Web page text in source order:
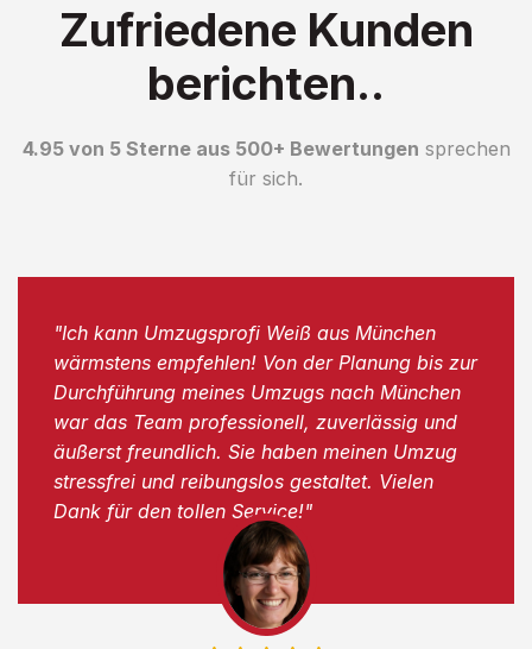
Zufriedene Kunden
berichten..
4.95 von 5 Sterne aus 500+ Bewertungen sprechen
für sich.
"Ich kann Umzugsprofi Weiß aus München
wärmstens empfehlen! Von der Planung bis zur
Durchführung meines Umzugs nach München
war das Team professionell, zuverlässig und
äußerst freundlich. Sie haben meinen Umzug
stressfrei und reibungslos gestaltet. Vielen
Dank für den tollen Service!"